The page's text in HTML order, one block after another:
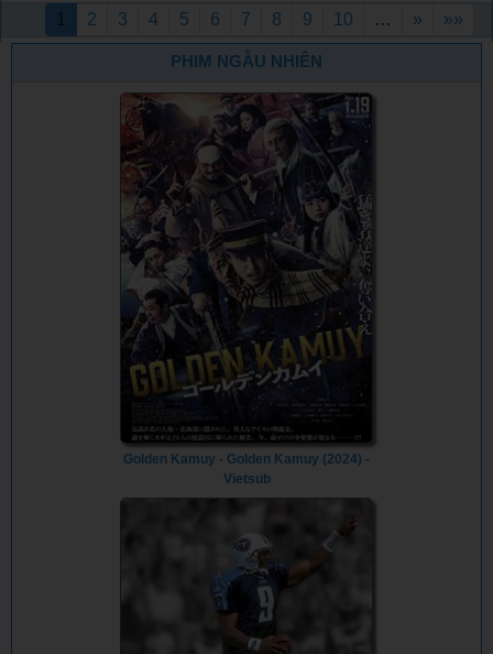
(2024) - Before
Dawn (2024)
Tranh (2017) -
Ayla: The
War (2017)
(2024) - Long
Gone Heroes
(2024)
1 2 3 4 5 6 7 8 9 10 … » »»
PHIM NGẪU NHIÊN
Golden Kamuy - Golden Kamuy (2024) -
Vietsub